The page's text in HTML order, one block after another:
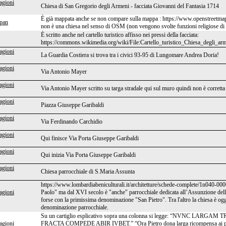
Chiesa di San Gregorio degli Armeni - facciata Giovanni del Fantasia 1714
È già mappata anche se non compare sulla mappa : https://
non è una chiesa nel senso di OSM (non vengono svolte funzioni religiose
È scritto anche nel cartello turistico affisso nei pressi della facciata:
https://commons.wikimedia.org/wiki/
La Guardia Costiera si trova tra i civici 93-95 di Lungomare Andrea Doria!
Via Antonio Mayer
Via Antonio Mayer scritto su targa stradale qui sul muro quindi non è corretta
Piazza Giuseppe Garibaldi
Via Ferdinando Carchidio
Qui finisce Via Porta Giuseppe Garibaldi
Qui inizia Via Porta Giuseppe Garibaldi
Chiesa parrocchiale di S.Maria Assunta
https://www.lombardiabeniculturali.it/architetture/schede-complete/1n040-
Paolo" ma dal XVI secolo è "anche" parrocchiale dedicata all’Assunzione
forse con la primissima denominazione "San Pietro". Tra l'altro la chiesa è
denominazione parrocchiale.
Su un cartiglio esplicativo sopra una colonna si legge: “NVNC
FRACTA COMPEDE ABIR IVBET.” “Ora Pietro dona larga ricompensa ai